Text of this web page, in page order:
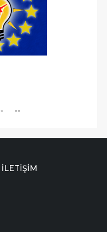
» »»
İLETIŞIM